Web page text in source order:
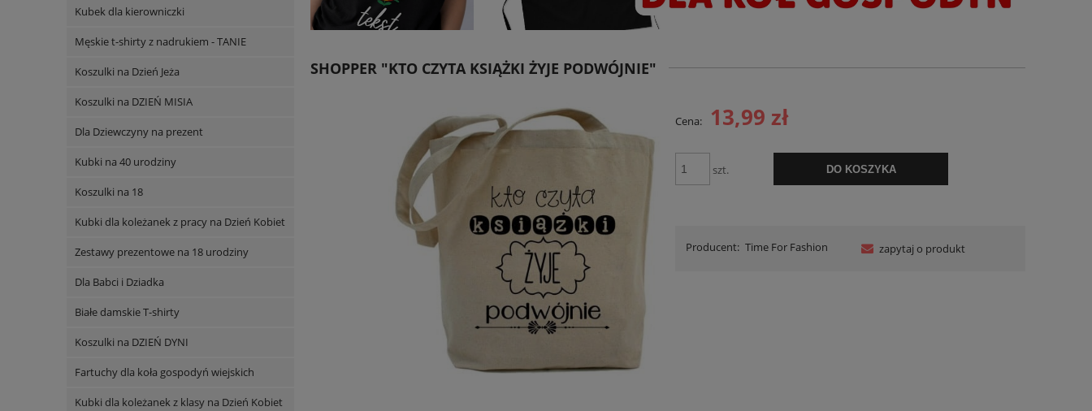
Kubek dla kierowniczki
Męskie t-shirty z nadrukiem - TANIE
Koszulki na Dzień Jeża
Koszulki na DZIEŃ MISIA
Dla Dziewczyny na prezent
Kubki na 40 urodziny
Koszulki na 18
Kubki dla koleżanek z pracy na Dzień Kobiet
Zestawy prezentowe na 18 urodziny
Dla Babci i Dziadka
Białe damskie T-shirty
Koszulki na DZIEŃ DYNI
Fartuchy dla koła gospodyń wiejskich
Kubki dla koleżanek z klasy na Dzień Kobiet
SHOPPER "KTO CZYTA KSIĄŻKI ŻYJE PODWÓJNIE"
Cena: 13,99 zł
szt. DO KOSZYKA
Producent: Time For Fashion zapytaj o produkt